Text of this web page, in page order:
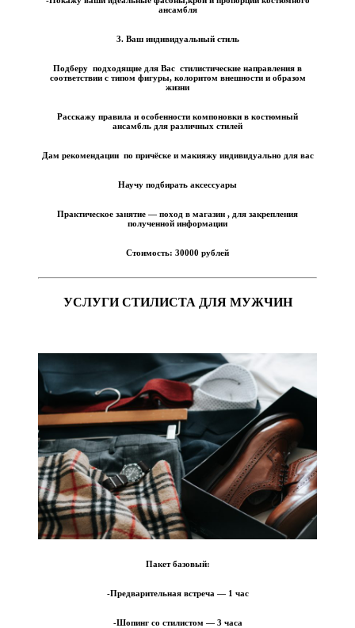
ансамбля
3. Ваш индивидуальный стиль
Подберу подходящие для Вас стилистические направления в
соответствии с типом фигуры, колоритом внешности и образом
жизни
Расскажу правила и особенности компоновки в костюмный
ансамбль для различных стилей
Дам рекомендации по причёске и макияжу индивидуально для вас
Научу подбирать аксессуары
Практическое занятие — поход в магазин , для закрепления
полученной информации
Стоимость: 30000 рублей
УСЛУГИ СТИЛИСТА ДЛЯ МУЖЧИН
Пакет базовый:
-Предварительная встреча — 1 час
-Шопинг со стилистом — 3 часа